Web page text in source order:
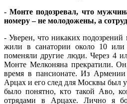
- Монте подозревал, что
номеру – не молодожены, а
- Уверен, что никаких
жили в санатории около 10
поменяли другие люди. Через 4
Монте Мелконяна прекратили.
время в пансионате. Из
Арцах и его след для Москвы был
было понятно, кто такой Аво,
отрядами в Арцахе. Лично я